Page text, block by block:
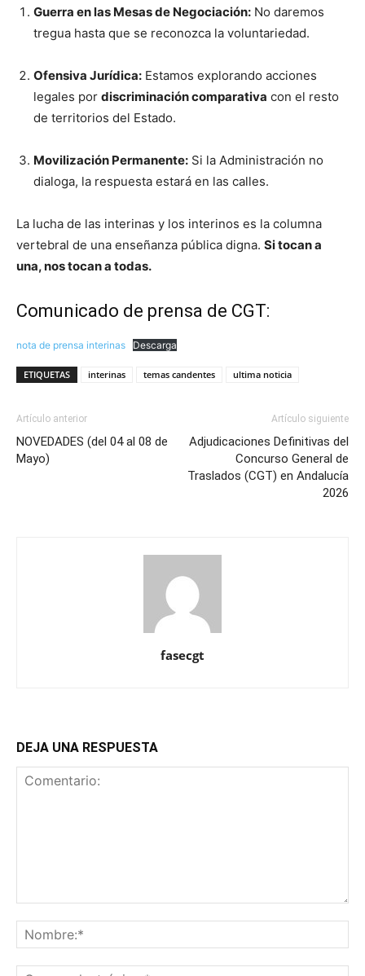
Guerra en las Mesas de Negociación: No daremos
tregua hasta que se reconozca la voluntariedad.
Ofensiva Jurídica: Estamos explorando acciones
legales por discriminación comparativa con el resto
de territorios del Estado.
Movilización Permanente: Si la Administración no
dialoga, la respuesta estará en las calles.
La lucha de las interinas y los interinos es la columna
vertebral de una enseñanza pública digna. Si tocan a
una, nos tocan a todas.
Comunicado de prensa de CGT:
nota de prensa interinas Descarga
ETIQUETAS interinas temas candentes ultima noticia
Artículo anterior
NOVEDADES (del 04 al 08 de
Mayo)
Artículo siguiente
Adjudicaciones Definitivas del
Concurso General de
Traslados (CGT) en Andalucía
2026
fasecgt
DEJA UNA RESPUESTA